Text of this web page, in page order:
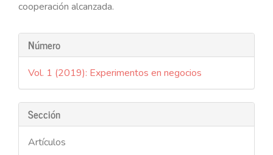
cooperación alcanzada.
Detalles
del
artículo
Número
Vol. 1 (2019): Experimentos en negocios
Sección
Artículos